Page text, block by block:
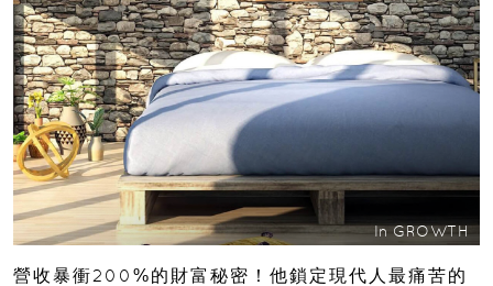
In GROWTH
營收暴衝200%的財富秘密！他鎖定現代人最痛苦的